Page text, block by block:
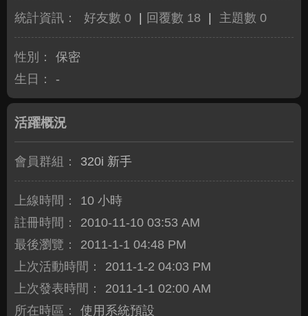
統計資訊： 好友數 0 回覆數 18 主題數 0
性別：
保密
生日：
-
活躍概況
會員群組： 320i 新手
上線時間：
10 小時
註冊時間：
2010-11-10 03:53 AM
最後瀏覽：
2011-1-1 04:48 PM
上次活動時間：
2011-1-2 04:03 PM
上次發表時間：
2011-1-1 02:00 AM
所在時區：
使用系統預設